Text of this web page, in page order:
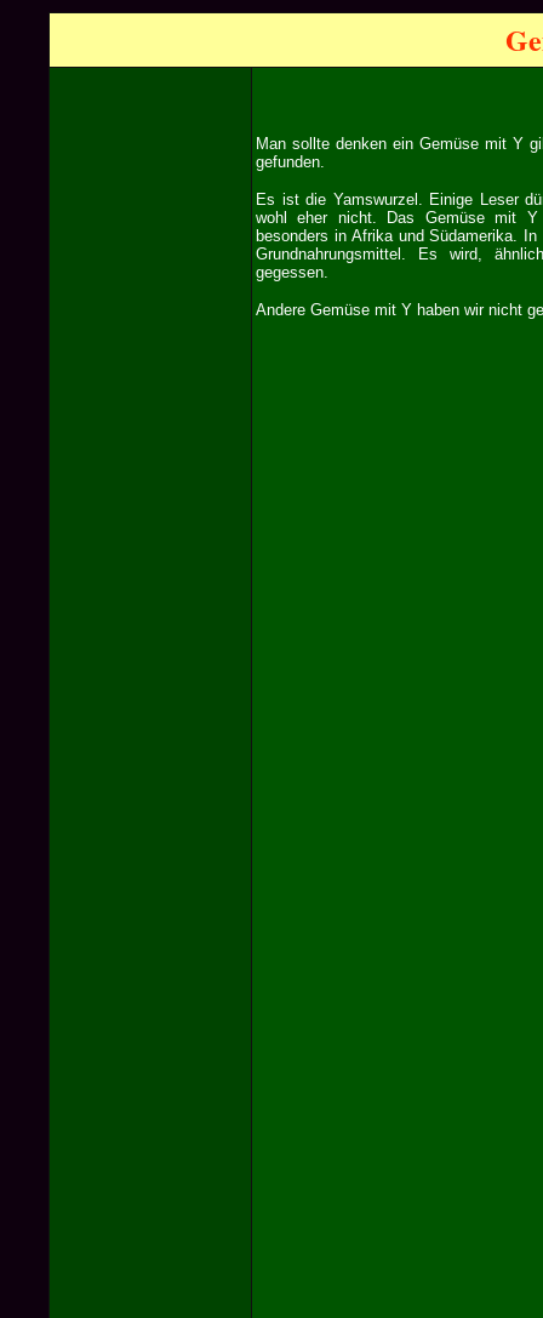
Man sollte denken ein Gemüse mit Y
gefunden.
Es ist die Yamswurzel. Einige Leser
wohl eher nicht. Das Gemüse mit
besonders in Afrika und Südamerika.
Grundnahrungsmittel. Es wird,
gegessen.
Andere Gemüse mit Y haben wir nicht